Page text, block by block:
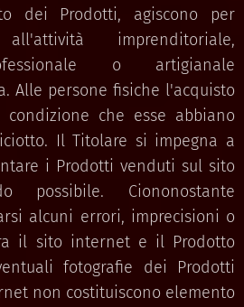
dei Prodotti, agiscono per
imprenditoriale,
o artigianale
Alle persone fisiche l'acquisto
che esse abbiano
Il Titolare si impegna a
i Prodotti venduti sul sito
possibile. Ciononostante
alcuni errori, imprecisioni o
il sito internet e il Prodotto
fotografie dei Prodotti
non costituiscono elemento